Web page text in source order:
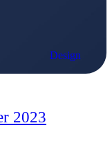
Design
2023